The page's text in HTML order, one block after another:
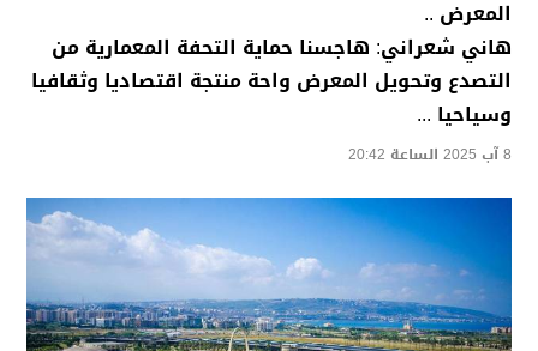
المعرض ..
هاني شعراني: هاجسنا حماية التحفة المعمارية من
التصدع وتحويل المعرض واحة منتجة اقتصاديا وثقافيا
وسياحيا ...
8 آب 2025 الساعة 20:42